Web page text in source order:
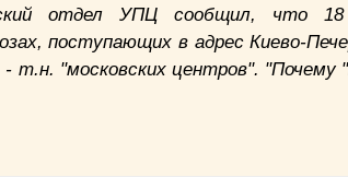
отдел УПЦ сообщил, что
поступающих в адрес Киево-
"московских центров". "Почему